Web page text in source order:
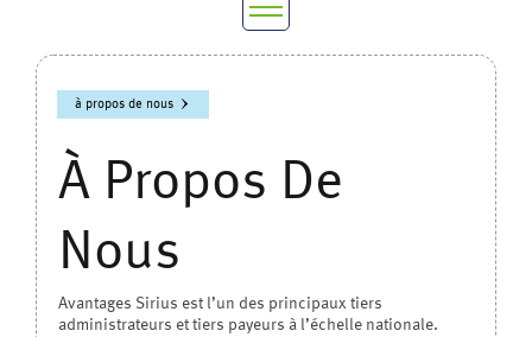
à propos de nous
À Propos De
Nous
Avantages Sirius est l’un des principaux tiers
administrateurs et tiers payeurs à l’échelle nationale.